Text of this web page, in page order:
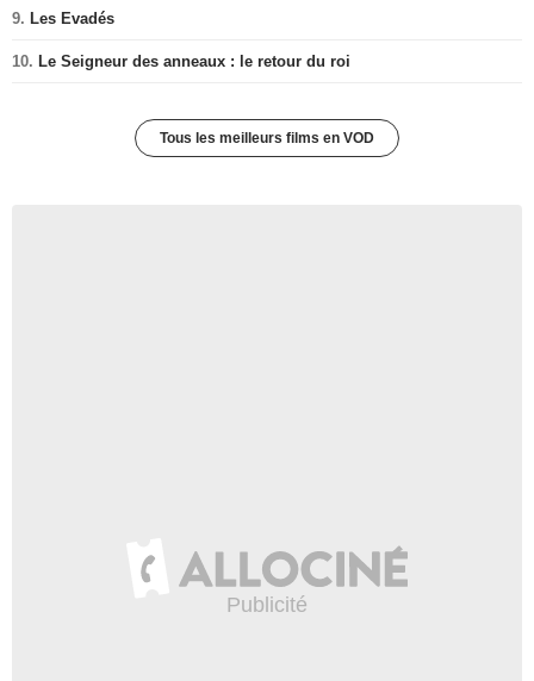
9. Les Evadés
10. Le Seigneur des anneaux : le retour du roi
Tous les meilleurs films en VOD